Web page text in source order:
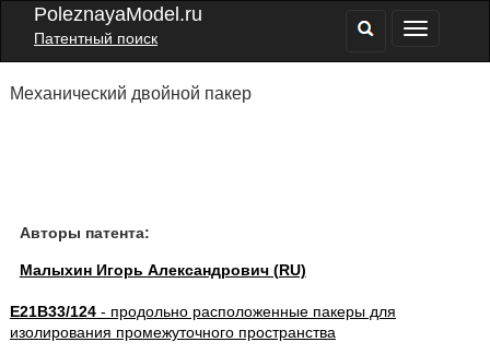
PoleznayaModel.ru
Патентный поиск
Механический двойной пакер
Авторы патента:
Малыхин Игорь Александрович (RU)
E21B33/124- продольно расположенные пакеры для
изолирования промежуточного пространства